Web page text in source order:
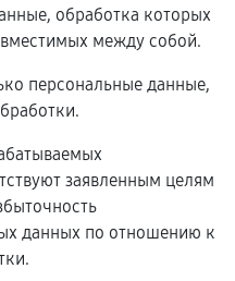
обработка которых
между собой.
персональные данные,
заявленным целям
данных по отношению к